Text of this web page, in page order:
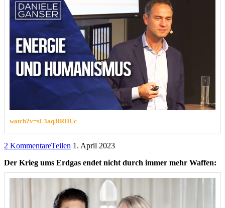
watch?v=sL3aq3lRHUc
2 KommentareTeilen 1. April 2023
Der Krieg ums Erdgas endet nicht durch immer mehr Waffen: